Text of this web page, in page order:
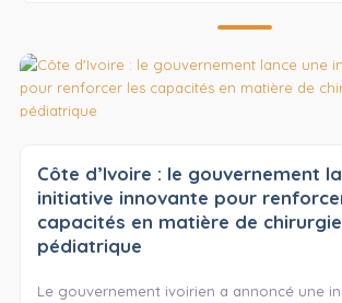
Côte d’Ivoire : le gouvernement
initiative innovante pour
capacités en matière de
pédiatrique
Le gouvernement ivoirien a annoncé une